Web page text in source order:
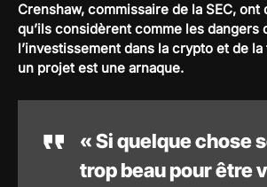
Crenshaw, commissaire de la SEC,
qu’ils considèrent comme les dangers
l’investissement dans la crypto et de
un projet est une arnaque.
« Si quelque chose
trop beau pour être